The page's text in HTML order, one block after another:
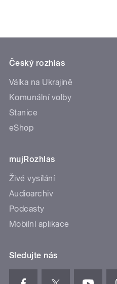
Český rozhlas
Válka na Ukrajině
Komunální volby
Stanice
eShop
mujRozhlas
Živé vysílání
Audioarchiv
Podcasty
Mobilní aplikace
Sledujte nás